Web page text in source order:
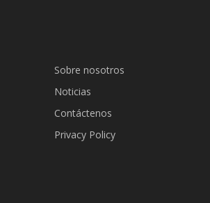
Sobre nosotros
Noticias
Contáctenos
Privacy Policy